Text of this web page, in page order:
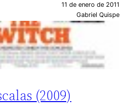
11 de enero de 2011
Gabriel Quispe
(2009)